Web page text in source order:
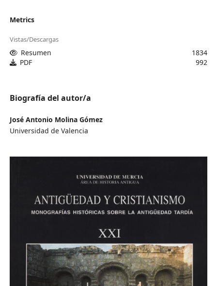
Metrics
Vistas/Descargas
Resumen
1834
PDF
992
Biografía del autor/a
José Antonio Molina Gómez
Universidad de Valencia